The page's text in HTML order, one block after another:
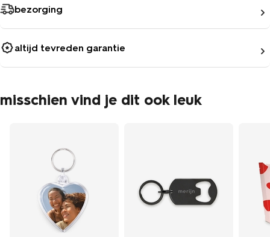
bezorging
altijd tevreden garantie
misschien vind je dit ook leuk